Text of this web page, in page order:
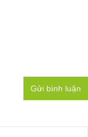
Gửi bình luận